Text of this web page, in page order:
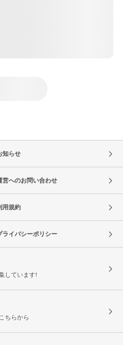
知らせ
営へのお問い合わせ
用規約
ライバシーポリシー
しています!
ちらから